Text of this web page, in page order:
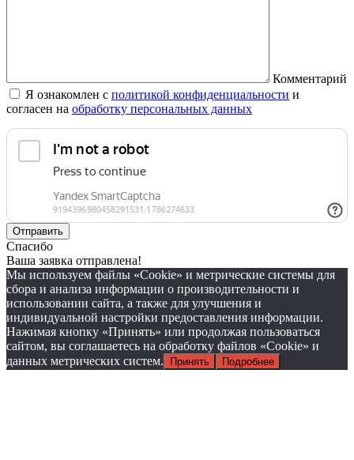
Комментарий
Я ознакомлен с политикой конфиденциальности и
согласен на обработку персональных данных
Спасибо
Ваша заявка отправлена!
Мы используем файлы «Cookie» и метрические системы для
сбора и анализа информации о производительности и
использовании сайта, а также для улучшения и
индивидуальной настройки предоставления информации.
Нажимая кнопку «Принять» или продолжая пользоваться
сайтом, вы соглашаетесь на обработку файлов «Cookie» и
данных метрических систем.
Принять Подробнее